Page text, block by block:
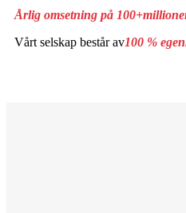
Årlig omsetning på 100+
Vårt selskap består av100 %